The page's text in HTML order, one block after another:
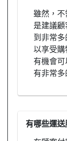
雖然，
是建議
到非常
以享受購
有機會
有非常多
有哪些運送